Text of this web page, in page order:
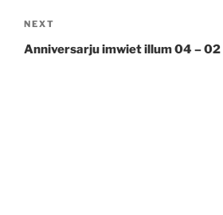
Next
Post
NEXT
Anniversarju imwiet illum 04 – 02